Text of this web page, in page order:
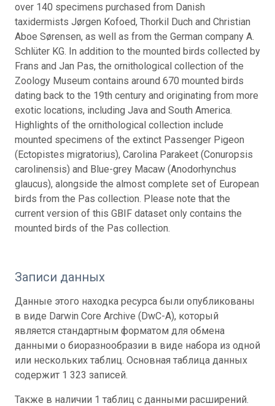
over 140 specimens purchased from Danish
taxidermists Jørgen Kofoed, Thorkil Duch and Christian
Aboe Sørensen, as well as from the German company A.
Schlüter KG. In addition to the mounted birds collected by
Frans and Jan Pas, the ornithological collection of the
Zoology Museum contains around 670 mounted birds
dating back to the 19th century and originating from more
exotic locations, including Java and South America.
Highlights of the ornithological collection include
mounted specimens of the extinct Passenger Pigeon
(Ectopistes migratorius), Carolina Parakeet (Conuropsis
carolinensis) and Blue-grey Macaw (Anodorhynchus
glaucus), alongside the almost complete set of European
birds from the Pas collection. Please note that the
current version of this GBIF dataset only contains the
mounted birds of the Pas collection.
Записи данных
Данные этого находка ресурса были опубликованы
в виде Darwin Core Archive (DwC-A), который
является стандартным форматом для обмена
данными о биоразнообразии в виде набора из одной
или нескольких таблиц. Основная таблица данных
содержит 1 323 записей.
Также в наличии 1 таблиц с данными расширений.